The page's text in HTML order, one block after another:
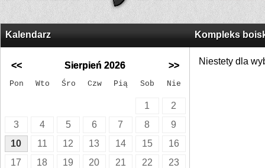
Kalendarz
<< Sierpień 2026 >>
Pon Wto Śro Czw Pią Sob Nie
1
2
3
4 5 6 7 8
9
10
11 12 13 14 15
16
17
18 19 20 21 22
23
Kompleks
Niestety dla